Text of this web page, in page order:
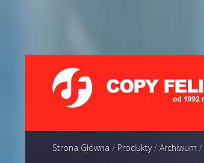
Strona Główna / Produkty/ Archiwum /